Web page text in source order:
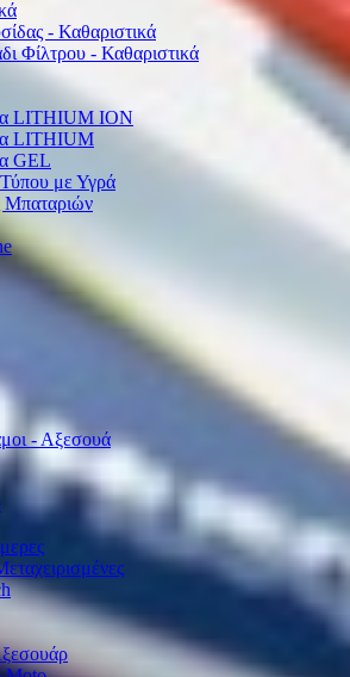
- Καθαριστικά
Φίλτρου - Καθαριστικά
LITHIUM ION
LITHIUM
GEL
με Υγρά
Μπαταριών
- Αξεσουά